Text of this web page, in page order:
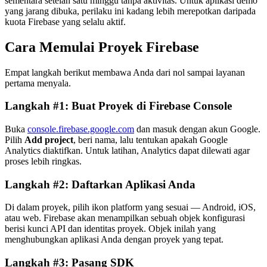
yang jarang dibuka, perilaku ini kadang lebih merepotkan daripada
kuota Firebase yang selalu aktif.
Cara Memulai Proyek Firebase
Empat langkah berikut membawa Anda dari nol sampai layanan
pertama menyala.
Langkah #1: Buat Proyek di Firebase Console
Buka console.firebase.google.com dan masuk dengan akun Google.
Pilih Add project, beri nama, lalu tentukan apakah Google
Analytics diaktifkan. Untuk latihan, Analytics dapat dilewati agar
proses lebih ringkas.
Langkah #2: Daftarkan Aplikasi Anda
Di dalam proyek, pilih ikon platform yang sesuai — Android, iOS,
atau web. Firebase akan menampilkan sebuah objek konfigurasi
berisi kunci API dan identitas proyek. Objek inilah yang
menghubungkan aplikasi Anda dengan proyek yang tepat.
Langkah #3: Pasang SDK